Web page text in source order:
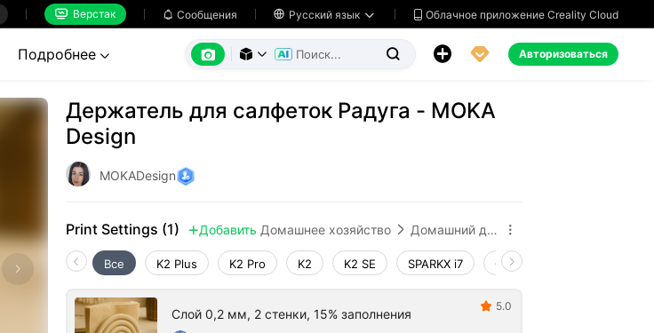
 Верстак  Сообщения  Русский язык   Облачное приложение Creality Cloud
Подробнее        Авторизоваться
Держатель для салфеток Радуга - MOKA
Design
MOKADesign
Print Settings (1)  Добавить Домашнее хозяйство  Домашний декор и украшения 
Все K2 Plus K2 Pro K2 K2 SE SPARKX i7 Creality Hi
Слой 0,2 мм, 2 стенки, 15% заполнения
 5.0